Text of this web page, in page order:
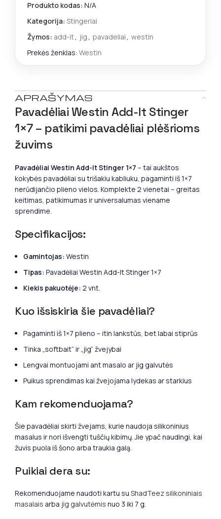
Produkto kodas: N/A
Kategorija: Stingeriai
Žymos: add-it, jig, pavadeliai, westin
Prekės ženklas: Westin
APRAŠYMAS
Pavadėliai Westin Add-It Stinger
1×7 – patikimi pavadėliai plėšrioms
žuvims
Pavadėliai Westin Add-It Stinger 1×7 – tai aukštos
kokybės pavadėliai su trišakiu kabliuku, pagaminti iš 1×7
nerūdijančio plieno vielos. Komplekte 2 vienetai – greitas
keitimas, patikimumas ir universalumas viename
sprendime.
Specifikacijos:
Gamintojas: Westin
Tipas: Pavadėliai Westin Add-It Stinger 1×7
Kiekis pakuotėje: 2 vnt.
Kuo išsiskiria šie pavadėliai?
Pagaminti iš 1×7 plieno – itin lankstūs, bet labai stiprūs
Tinka „softbait“ ir „jig“ žvejybai
Lengvai montuojami ant masalo ar jig galvutės
Puikus sprendimas kai žvejojama lydekas ar starkius
Kam rekomenduojama?
Šie pavadėliai skirti žvejams, kurie naudoja silikoninius
masalus ir nori išvengti tuščių kibimų. Jie ypač naudingi, kai
žuvis puola iš šono arba traukia galą.
Puikiai dera su:
Rekomenduojame naudoti kartu su ShadTeez silikoniniais
masalais arba jig galvutėmis nuo 3 iki 7 g.